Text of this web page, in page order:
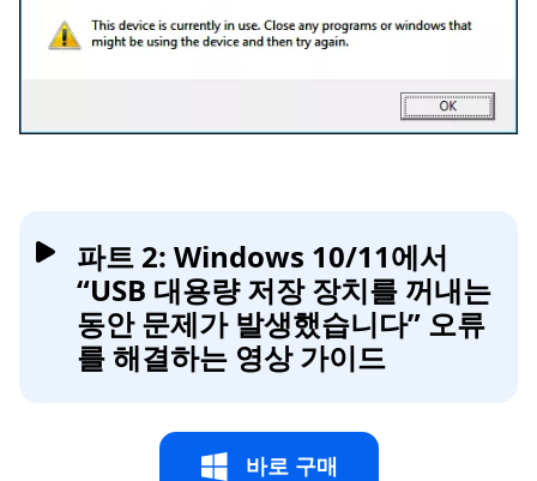
파트 2: Windows 10/11에서
“USB 대용량 저장 장치를 꺼내는
동안 문제가 발생했습니다” 오류
를 해결하는 영상 가이드
바로 구매